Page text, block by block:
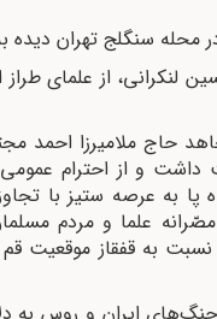
از علماى
حاج ملامیرزا احمد
داشت و از احترام
به عرصه ستیز با
علما و مردم
به قفقاز موقعیت قم